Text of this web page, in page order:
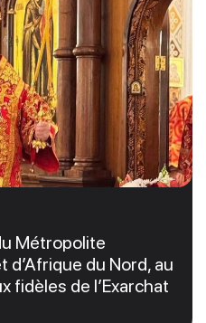
Métropolite
du Nord, au
fidèles de l’Exarchat